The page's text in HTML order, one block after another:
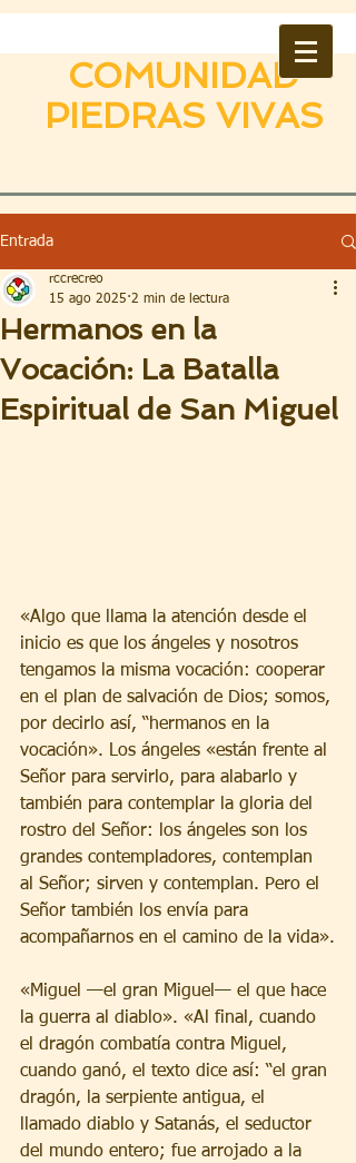
COMUNIDAD
PIEDRAS VIVAS
Entrada
Hermanos en la
Vocación: La Batalla
Espiritual de San Miguel
rccrecreo
15 ago 2025 2 min de lectura
«Algo que llama la atención desde el
inicio es que los ángeles y nosotros
tengamos la misma vocación: cooperar
en el plan de salvación de Dios; somos,
por decirlo así, “hermanos en la
vocación». Los ángeles «están frente al
Señor para servirlo, para alabarlo y
también para contemplar la gloria del
rostro del Señor: los ángeles son los
grandes contempladores, contemplan
al Señor; sirven y contemplan. Pero el
Señor también los envía para
acompañarnos en el camino de la vida».
«Miguel —el gran Miguel— el que hace
la guerra al diablo». «Al final, cuando
el dragón combatía contra Miguel,
cuando ganó, el texto dice así: “el gran
dragón, la serpiente antigua, el
llamado diablo y Satanás, el seductor
del mundo entero; fue arrojado a la